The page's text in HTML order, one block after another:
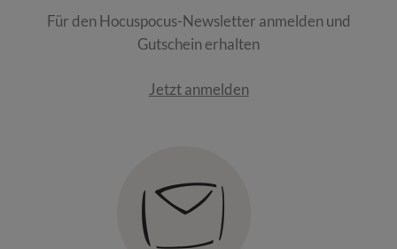
Für den Hocuspocus-Newsletter anmelden und
Gutschein erhalten
Jetzt anmelden